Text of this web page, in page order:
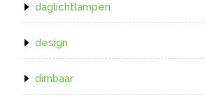
daglichtlampen
design
dimbaar